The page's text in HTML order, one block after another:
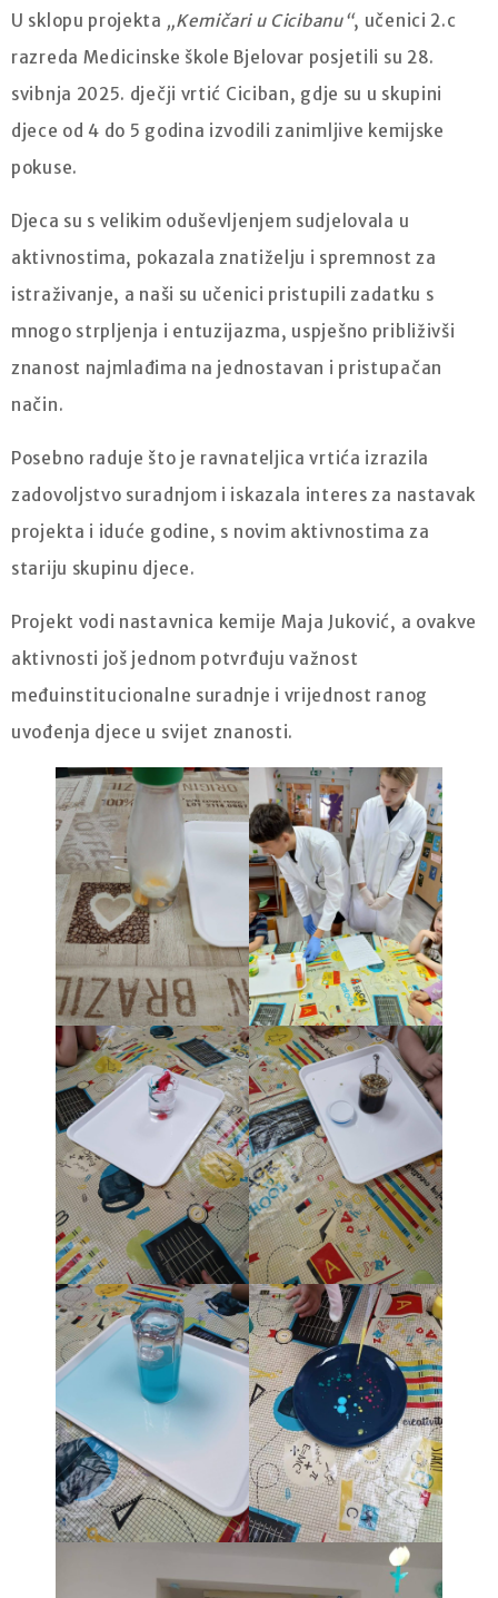
U sklopu projekta „Kemičari u Cicibanu“, učenici 2.c
razreda Medicinske škole Bjelovar posjetili su 28.
svibnja 2025. dječji vrtić Ciciban, gdje su u skupini
djece od 4 do 5 godina izvodili zanimljive kemijske
pokuse.
Djeca su s velikim oduševljenjem sudjelovala u
aktivnostima, pokazala znatiželju i spremnost za
istraživanje, a naši su učenici pristupili zadatku s
mnogo strpljenja i entuzijazma, uspješno približivši
znanost najmlađima na jednostavan i pristupačan
način.
Posebno raduje što je ravnateljica vrtića izrazila
zadovoljstvo suradnjom i iskazala interes za nastavak
projekta i iduće godine, s novim aktivnostima za
stariju skupinu djece.
Projekt vodi nastavnica kemije Maja Juković, a ovakve
aktivnosti još jednom potvrđuju važnost
međuinstitucionalne suradnje i vrijednost ranog
uvođenja djece u svijet znanosti.